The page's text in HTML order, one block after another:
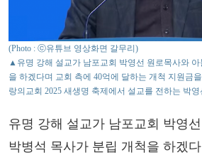
(Photo : ⓒ유튜브 영상화면 갈무리)
▲유명 강해 설교가 남포교회 박영선 원로목사와 아
을 하겠다며 교회 측에 40억에 달하는 개척 지원금
랑의교회 2025 새생명 축제에서 설교를 전하는 박
유명 강해 설교가 남포교회 박영
박병석 목사가 분립 개척을 하겠